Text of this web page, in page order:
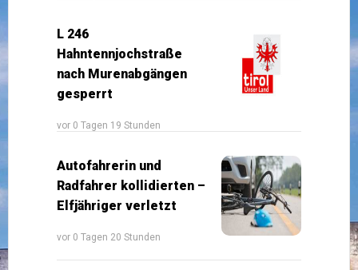
L 246
Hahntennjochstraße
nach Murenabgängen
gesperrt
vor 0 Tagen 19 Stunden
Autofahrerin und
Radfahrer kollidierten –
Elfjähriger verletzt
vor 0 Tagen 20 Stunden